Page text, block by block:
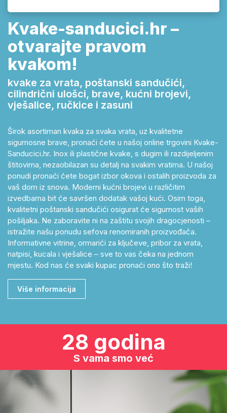
Kvake-sanducici.hr –
otvarajte pravom
kvakom!
kvake za vrata, poštanski sandučići,
cilindrični ulošci, brave, kućni brojevi,
vješalice, ručkice i zasuni
Širok asortiman kvaka za svaka vrata, uz kvalitetne
sigurnosne brave, pronaći ćete u našoj online trgovini Kvake-
Sanducici.hr. Inox ili plastične kvake, s dugim ili razdijeljenim
štitovima, nezaobilazan su detalj na svakim vratima. U našoj
ponudi pronaći ćete bogat izbor okova i ostalih proizvoda za
vaš dom iz snova. Moderni kućni brojevi u različitim
izvedbama bit će savršen dodatak vašoj kući. Osim toga,
kvalitetni poštanski sandučići osigurat će sigurnost vaših
pošiljaka. Ne zaboravite ni na zaštitu svojih dragocjenosti –
istražite našu ponudu sefova renomiranih proizvođača.
Informativne vitrine, ormarići za ključeve, pribor za vrata,
natpisi, kucala i vješalice – sve to vas čeka na jednom
mjestu. Kod nas će svaki kupac pronaći ono što traži!
Više informacija
28 godina
S vama smo već